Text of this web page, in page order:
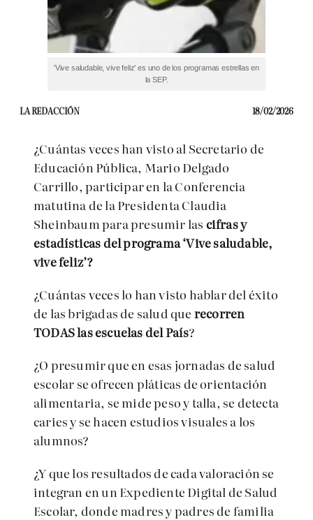
'Vive saludable, vive feliz' es uno de los programas estrellas en
la SEP.
LA REDACCIÓN 18/02/2026
¿Cuántas veces han visto al Secretario de
Educación Pública, Mario Delgado
Carrillo, participar en la Conferencia
matutina de la Presidenta Claudia
Sheinbaum para presumir las cifrasy
estadísticas del programa ‘Vive saludable,
vive feliz’?
¿Cuántas veces lo han visto hablar del éxito
de las brigadas de salud que recorren
TODAS las escuelas del País?
¿O presumir que en esas jornadas de salud
escolar se ofrecen pláticas de orientación
alimentaria, se mide peso y talla, se detecta
caries y se hacen estudios visuales a los
alumnos?
¿Y que los resultados de cada valoración se
integran en un Expediente Digital de Salud
Escolar, donde madres y padres de familia